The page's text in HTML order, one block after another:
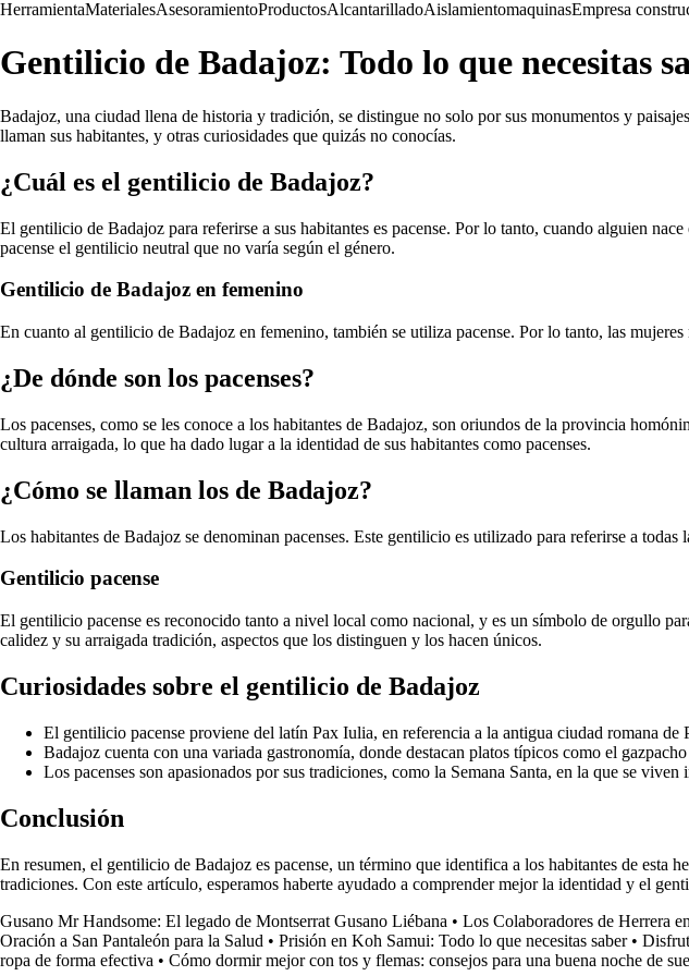
HerramientaMaterialesAsesoramientoProductosAlcantarilladoAislamientomaquinasEmpresa
Gentilicio de Badajoz: Todo lo que necesitas
Badajoz, una ciudad llena de historia y tradición, se distingue no solo por sus monumentos y
llaman sus habitantes, y otras curiosidades que quizás no conocías.
¿Cuál es el gentilicio de Badajoz?
El gentilicio de Badajoz para referirse a sus habitantes es pacense. Por lo tanto, cuando alguien
pacense el gentilicio neutral que no varía según el género.
Gentilicio de Badajoz en femenino
En cuanto al gentilicio de Badajoz en femenino, también se utiliza pacense. Por lo tanto, las
¿De dónde son los pacenses?
Los pacenses, como se les conoce a los habitantes de Badajoz, son oriundos de la provincia
cultura arraigada, lo que ha dado lugar a la identidad de sus habitantes como pacenses.
¿Cómo se llaman los de Badajoz?
Los habitantes de Badajoz se denominan pacenses. Este gentilicio es utilizado para referirse a
Gentilicio pacense
El gentilicio pacense es reconocido tanto a nivel local como nacional, y es un símbolo de orgullo
calidez y su arraigada tradición, aspectos que los distinguen y los hacen únicos.
Curiosidades sobre el gentilicio de Badajoz
El gentilicio pacense proviene del latín Pax Iulia, en referencia a la antigua ciudad romana de
Badajoz cuenta con una variada gastronomía, donde destacan platos típicos como el
Los pacenses son apasionados por sus tradiciones, como la Semana Santa, en la que se
Conclusión
En resumen, el gentilicio de Badajoz es pacense, un término que identifica a los habitantes de esta
tradiciones. Con este artículo, esperamos haberte ayudado a comprender mejor la identidad y el
Gusano Mr Handsome: El legado de Montserrat Gusano Liébana • Los Colaboradores de Herrera
Oración a San Pantaleón para la Salud • Prisión en Koh Samui: Todo lo que necesitas saber•
ropa de forma efectiva • Cómo dormir mejor con tos y flemas: consejos para una buena noche de